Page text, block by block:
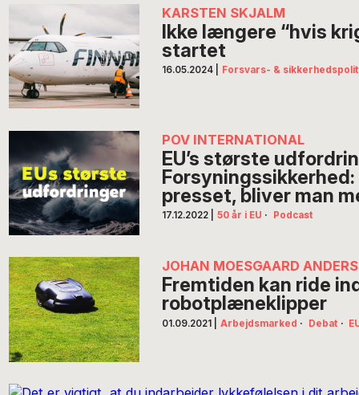
KARSTEN SKJALM
Ikke længere “hvis
startet
16.05.2024 Forsvars- &
POV INTERNATIONAL
EU’s største
presset, bliver man
17.12.2022 50 år i EU · Podcast
JOHAN MOESGAARD
Fremtiden kan ride
robotplæneklipper
01.09.2021 Arbejdsmarked · Debat ·